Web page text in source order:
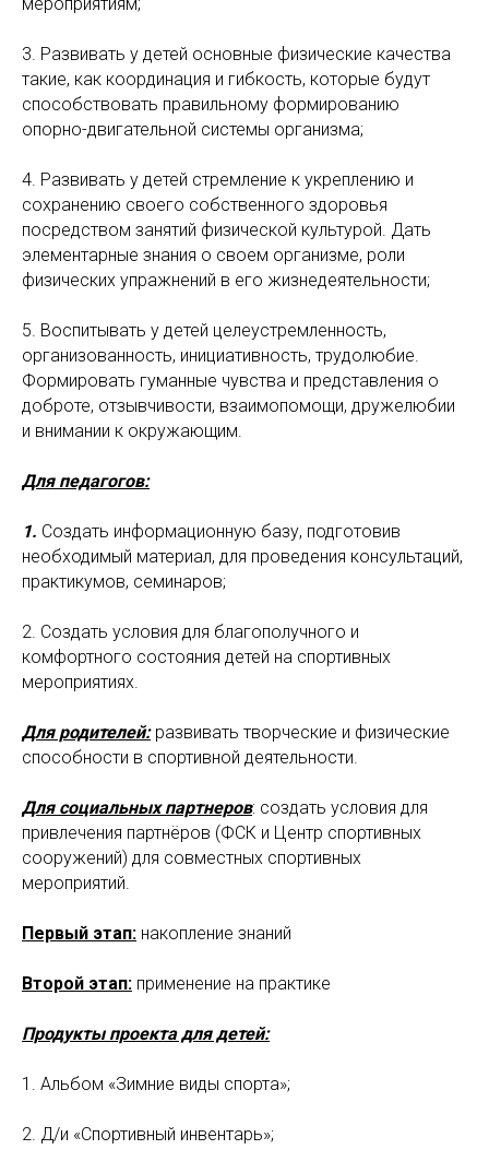
3. Развивать у детей основные физические качества
такие, как координация и гибкость, которые будут
способствовать правильному формированию
опорно-двигательной системы организма;
4. Развивать у детей стремление к укреплению и
сохранению своего собственного здоровья
посредством занятий физической культурой. Дать
элементарные знания о своем организме, роли
физических упражнений в его жизнедеятельности;
5. Воспитывать у детей целеустремленность,
организованность, инициативность, трудолюбие.
Формировать гуманные чувства и представления о
доброте, отзывчивости, взаимопомощи, дружелюбии
и внимании к окружающим.
Для педагогов:
1. Создать информационную базу, подготовив
необходимый материал, для проведения консультаций,
практикумов, семинаров;
2. Создать условия для благополучного и
комфортного состояния детей на спортивных
мероприятиях.
Для родителей:развивать творческие и физические
способности в спортивной деятельности.
Для социальных партнеров: создать условия для
привлечения партнёров (ФСК и Центр спортивных
сооружений) для совместных спортивных
мероприятий.
Первый этап: накопление знаний
Второй этап: применение на практике
Продукты проекта для детей:
1. Альбом «Зимние виды спорта»;
2. Д/и «Спортивный инвентарь»;